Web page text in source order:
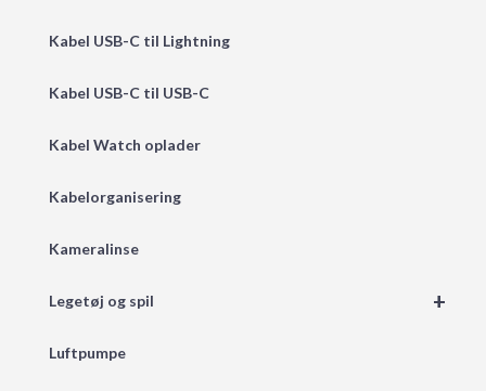
Kabel USB-C til Lightning
Kabel USB-C til USB-C
Kabel Watch oplader
Kabelorganisering
Kameralinse
+
Legetøj og spil
Luftpumpe